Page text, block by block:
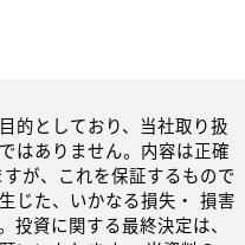
的としており、当社取り扱
はありません。内容は正確
が、これを保証するもので
じた、いかなる損失・ 損害
投資に関する最終決定は、